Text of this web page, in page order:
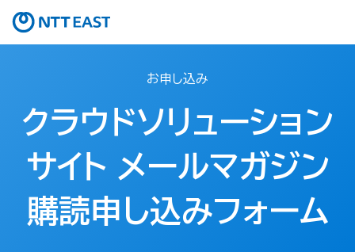
お申し込み
クラウドソリューション
サイト メールマガジン
購読申し込みフォーム